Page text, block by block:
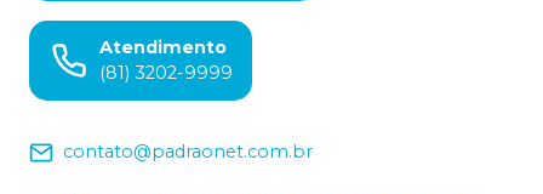
Atendimento
(81) 3202-9999
contato@padraonet.com.br